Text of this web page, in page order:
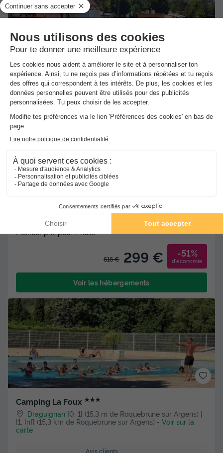
Camping Tikayan la Vallée du Paradis
Agay ]0, 1[ (17,3 m de Roquebrune sur Argens) | [1, Inf[
(17,3 km de Roquebrune sur Argens)
Avis clients
8.1
Wifi payant Bord de mer
+ 4
MOBILHOME 6 personnes - COLORADO STANDARD - 2
chambres - CLIM - TV
Meilleur prix pour 7 nuits
616 € 299 € -51%
d'économie
Voir les hébergements
Camping La Foux ★★★
Draguignan ]0, 1[ (15,3 m de Roquebrune sur Argens) |
[1, Inf[ (15,3 km de Roquebrune sur Argens) - Voir sur la
carte
Avis clients